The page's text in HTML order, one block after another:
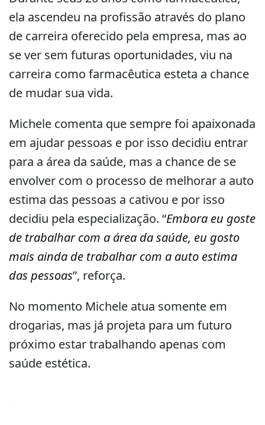
ela ascendeu na profissão através do plano
de carreira oferecido pela empresa, mas ao
se ver sem futuras oportunidades, viu na
carreira como farmacêutica esteta a chance
de mudar sua vida.
Michele comenta que sempre foi apaixonada
em ajudar pessoas e por isso decidiu entrar
para a área da saúde, mas a chance de se
envolver com o processo de melhorar a auto
estima das pessoas a cativou e por isso
decidiu pela especialização. “Embora eu goste
de trabalhar com a área da saúde, eu gosto
mais ainda de trabalhar com a auto estima
das pessoas”, reforça.
No momento Michele atua somente em
drogarias, mas já projeta para um futuro
próximo estar trabalhando apenas com
saúde estética.